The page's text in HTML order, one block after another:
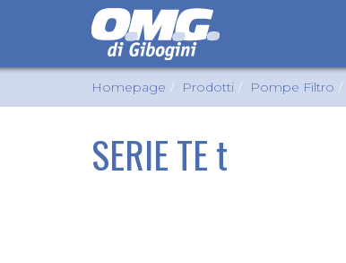
Homepage Prodotti Pompe Filtro
SERIE TE t